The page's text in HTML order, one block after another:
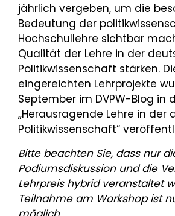
jährlich vergeben, um die
Bedeutung der
Hochschullehre sichtbar
Qualität der Lehre in der
Politikwissenschaft stärken.
eingereichten Lehrprojekte
September im DVPW-Blog in
„Herausragende Lehre in der
Politikwissenschaft“
Bitte beachten Sie, dass nur
Podiumsdiskussion und die
Lehrpreis hybrid veranstaltet
Teilnahme am Workshop ist